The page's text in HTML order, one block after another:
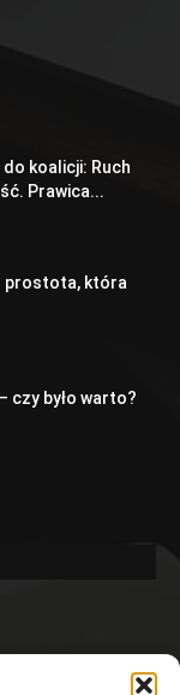
koalicji: Ruch
Prawica...
prostota, która
czy było warto?